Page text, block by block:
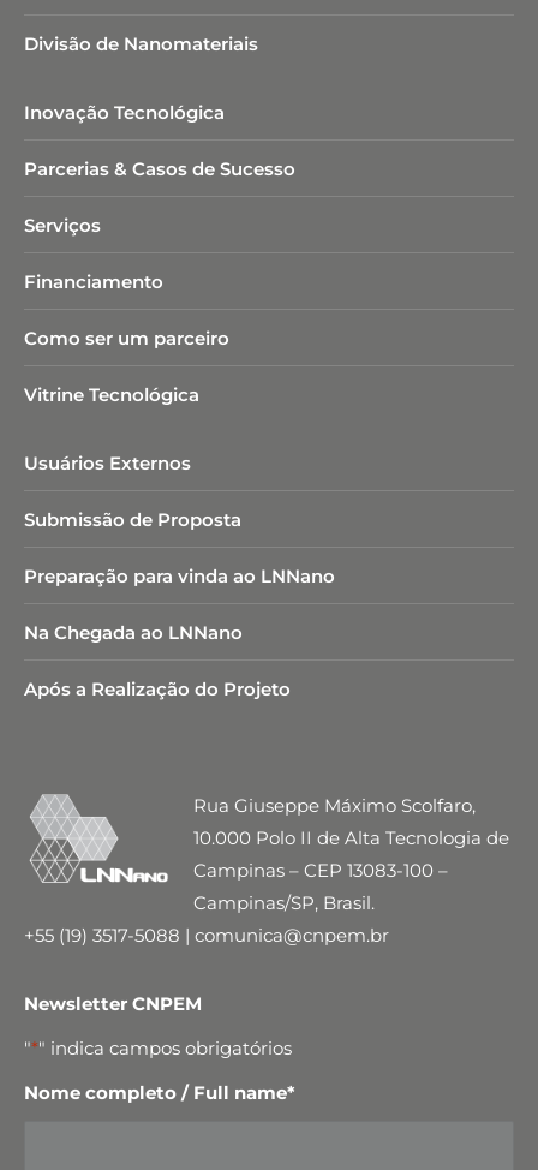
Divisão de Nanomateriais
Inovação Tecnológica
Parcerias & Casos de Sucesso
Serviços
Financiamento
Como ser um parceiro
Vitrine Tecnológica
Usuários Externos
Submissão de Proposta
Preparação para vinda ao LNNano
Na Chegada ao LNNano
Após a Realização do Projeto
Rua Giuseppe Máximo Scolfaro,
10.000 Polo II de Alta Tecnologia de
Campinas – CEP 13083-100 –
Campinas/SP, Brasil.
+55 (19) 3517-5088 | comunica@cnpem.br
Newsletter CNPEM
"*" indica campos obrigatórios
Nome completo / Full name*